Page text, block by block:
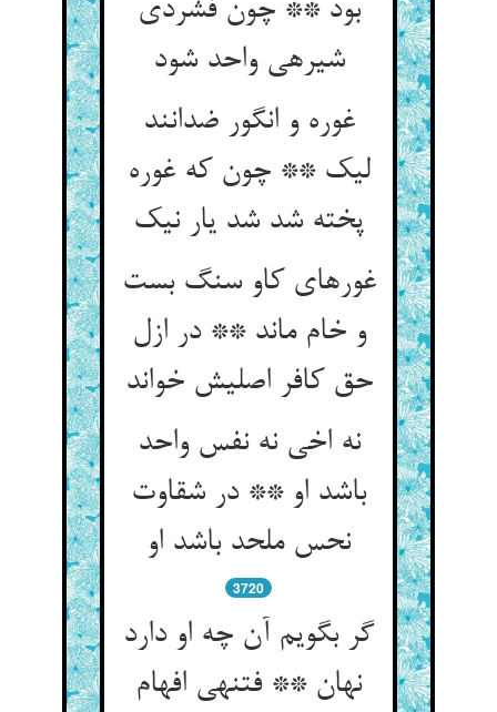
بود ** چون فشردی
شیره‏ی واحد شود
غوره و انگور ضدانند
لیک ** چون که غوره
پخته شد شد یار نیک‏
غوره‏ای کاو سنگ بست
و خام ماند ** در ازل
حق کافر اصلیش خواند
نه اخی نه نفس واحد
باشد او ** در شقاوت
نحس ملحد باشد او
3720
گر بگویم آن چه او دارد
نهان ** فتنه‏ی افهام